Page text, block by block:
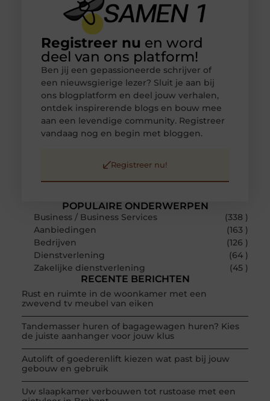
POPULAIRE ONDERWERPEN
Business / Business Services
(338 )
Aanbiedingen
(163 )
Bedrijven
(126 )
Dienstverlening
(64 )
Zakelijke dienstverlening
(45 )
RECENTE BERICHTEN
Rust en ruimte in de woonkamer met een
zwevend tv meubel van eiken
Tandemasser huren of bagagewagen huren? Kies
de juiste aanhanger voor jouw klus
Autolift of goederenlift kiezen wat past bij jouw
gebouw en gebruik
Uw slaapkamer verbouwen tot rustoase met een
Registreer nu en word
deel van ons platform!
Ben jij een gepassioneerde schrijver of
een nieuwsgierige lezer? Sluit je aan bij
ons blogplatform en deel jouw verhalen,
ontdek inspirerende blogs en bouw mee
aan een levendige community. Registreer
vandaag nog en begin met bloggen.
Registreer nu!